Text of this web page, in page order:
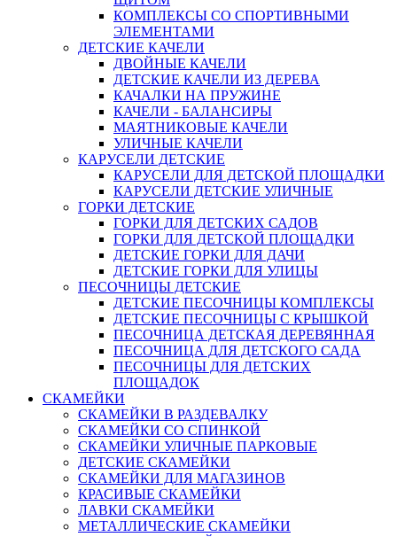
КОМПЛЕКСЫ СО СПОРТИВНЫМИ
ЭЛЕМЕНТАМИ
ДЕТСКИЕ КАЧЕЛИ
ДВОЙНЫЕ КАЧЕЛИ
ДЕТСКИЕ КАЧЕЛИ ИЗ ДЕРЕВА
КАЧАЛКИ НА ПРУЖИНЕ
КАЧЕЛИ - БАЛАНСИРЫ
МАЯТНИКОВЫЕ КАЧЕЛИ
УЛИЧНЫЕ КАЧЕЛИ
КАРУСЕЛИ ДЕТСКИЕ
КАРУСЕЛИ ДЛЯ ДЕТСКОЙ ПЛОЩАДКИ
КАРУСЕЛИ ДЕТСКИЕ УЛИЧНЫЕ
ГОРКИ ДЕТСКИЕ
ГОРКИ ДЛЯ ДЕТСКИХ САДОВ
ГОРКИ ДЛЯ ДЕТСКОЙ ПЛОЩАДКИ
ДЕТСКИЕ ГОРКИ ДЛЯ ДАЧИ
ДЕТСКИЕ ГОРКИ ДЛЯ УЛИЦЫ
ПЕСОЧНИЦЫ ДЕТСКИЕ
ДЕТСКИЕ ПЕСОЧНИЦЫ КОМПЛЕКСЫ
ДЕТСКИЕ ПЕСОЧНИЦЫ С КРЫШКОЙ
ПЕСОЧНИЦА ДЕТСКАЯ ДЕРЕВЯННАЯ
ПЕСОЧНИЦА ДЛЯ ДЕТСКОГО САДА
ПЕСОЧНИЦЫ ДЛЯ ДЕТСКИХ
ПЛОЩАДОК
СКАМЕЙКИ
СКАМЕЙКИ В РАЗДЕВАЛКУ
СКАМЕЙКИ СО СПИНКОЙ
СКАМЕЙКИ УЛИЧНЫЕ ПАРКОВЫЕ
ДЕТСКИЕ СКАМЕЙКИ
СКАМЕЙКИ ДЛЯ МАГАЗИНОВ
КРАСИВЫЕ СКАМЕЙКИ
ЛАВКИ СКАМЕЙКИ
МЕТАЛЛИЧЕСКИЕ СКАМЕЙКИ